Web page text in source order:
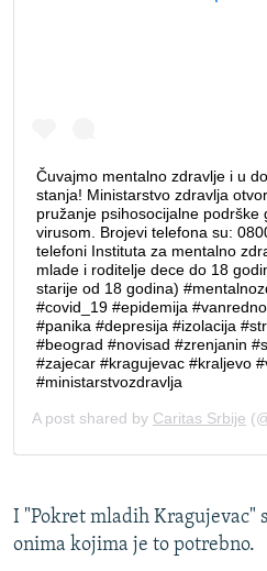
I "Pokret mladih Kragujevac"
onima kojima je to potrebno.